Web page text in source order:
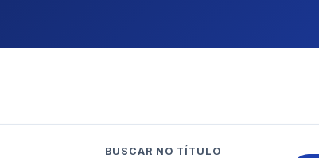
BUSCAR NO TÍTULO